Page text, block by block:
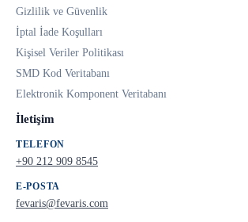
Gizlilik ve Güvenlik
İptal İade Koşulları
Kişisel Veriler Politikası
SMD Kod Veritabanı
Elektronik Komponent Veritabanı
İletişim
TELEFON
+90 212 909 8545
E-POSTA
fevaris@fevaris.com